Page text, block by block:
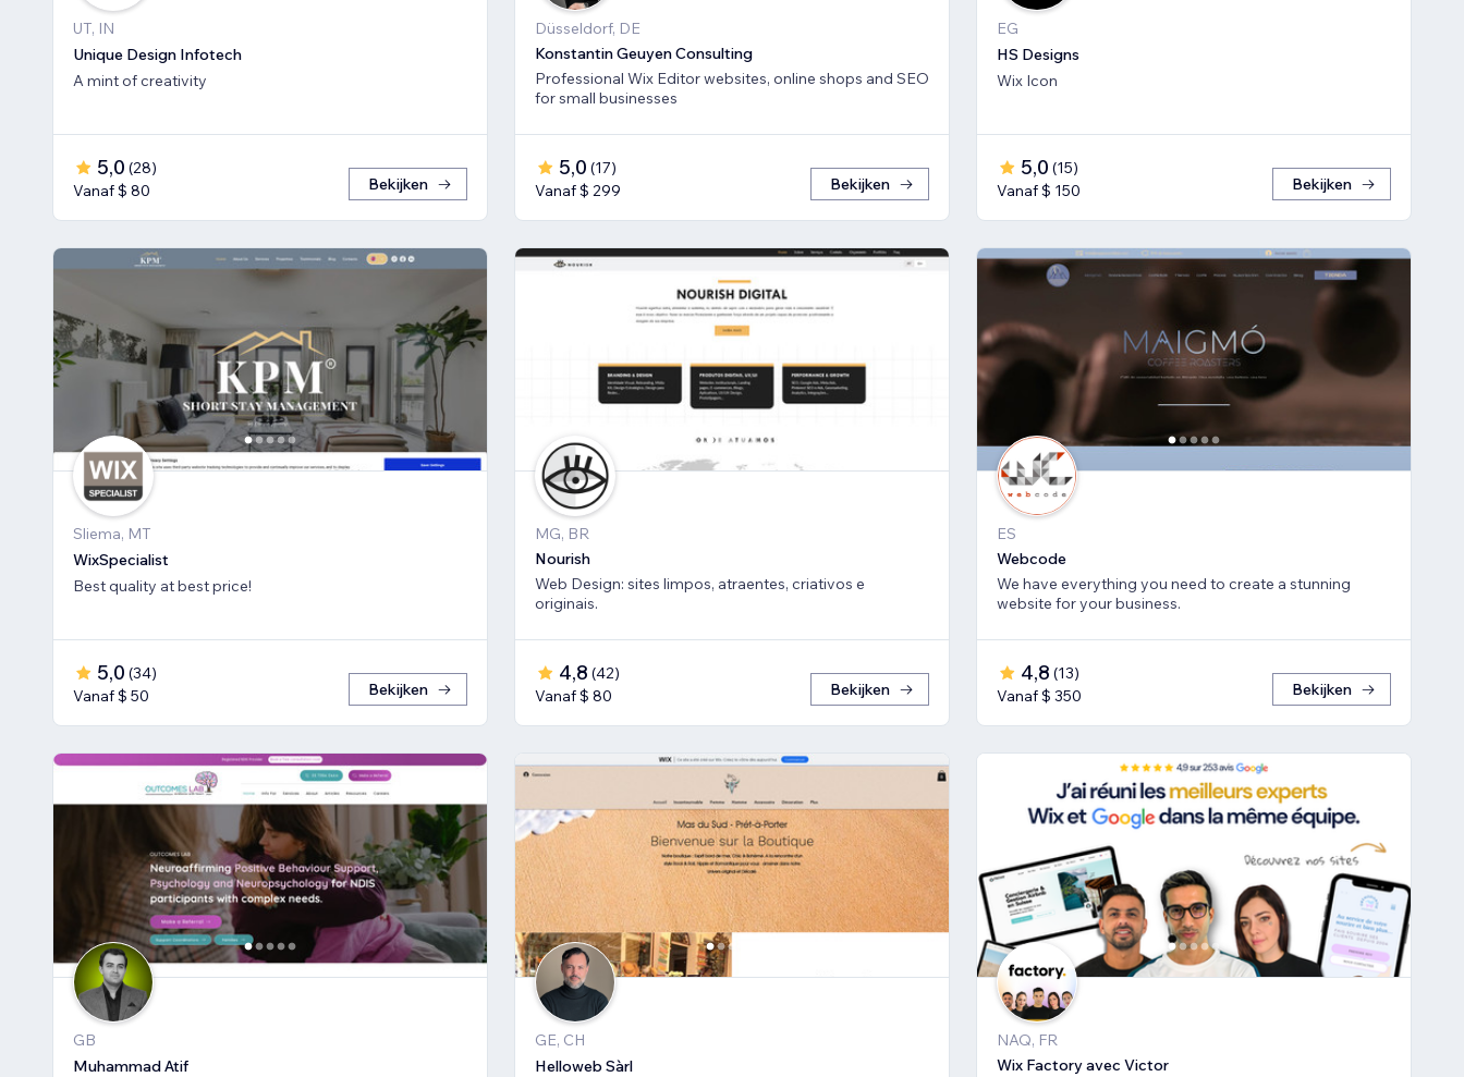
UT, IN
Unique Design Infotech
A mint of creativity
5,0 (28)
Vanaf $ 80
Bekijken
Düsseldorf, DE
Konstantin Geuyen Consulting
Professional Wix Editor websites, online shops and SEO
for small businesses
5,0 (17)
Vanaf $ 299
Bekijken
EG
HS Designs
Wix Icon
5,0 (15)
Vanaf $ 150
Bekijken
Sliema, MT
WixSpecialist
Best quality at best price!
5,0 (34)
Vanaf $ 50
Bekijken
MG, BR
Nourish
Web Design: sites limpos, atraentes, criativos e
originais.
4,8 (42)
Vanaf $ 80
Bekijken
ES
Webcode
We have everything you need to create a stunning
website for your business.
4,8 (13)
Vanaf $ 350
Bekijken
GB
Muhammad Atif
GE, CH
Helloweb Sàrl
NAQ, FR
Wix Factory avec Victor